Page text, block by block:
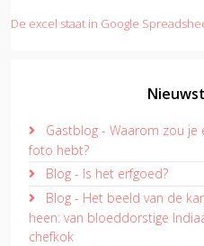
De excel staat in Google
Gastblog - Waarom zou je
foto hebt?
Blog - Is het erfgoed?
Blog - Het beeld van de
heen: van bloeddorstige
chefkok